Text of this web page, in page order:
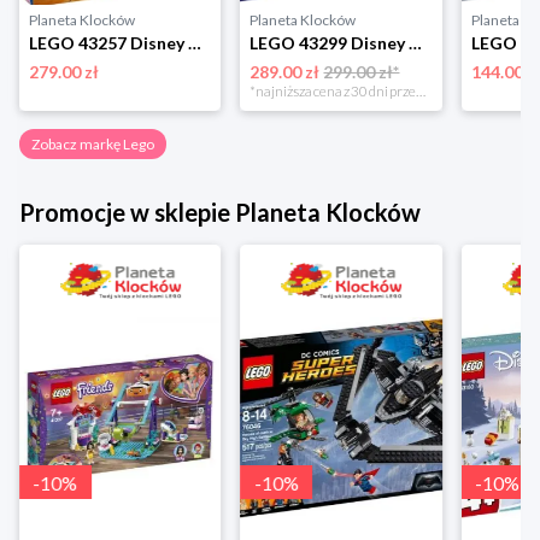
Planeta Klocków
LEGO 43257 Disney Andzia Lego
279.00 zł
Planeta Klocków
LEGO 43299 Disney Animation Królewska łódź weselna Arielki Lego
289.00 zł 299.00 zł*
Planeta
144.00 zł
Zobacz markę Lego
Promocje w sklepie Planeta Klocków
-10% -10% -10%